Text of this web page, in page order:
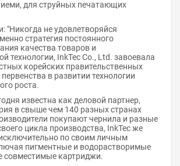
для струйных печатающих
"Никогда не удовлетворяйся
стратегия постоянного
качества товаров и
технологии, InkTec Co., Ltd. завоевала
корейских правительственных
в развитии технологии
роста.
известна как деловой партнер,
в свыше чем 140 разных странах
покупают чернила и разные
цикла производства, InkTec же
по своим личным
пигментные и водорастворимые
совместимые картриджи.